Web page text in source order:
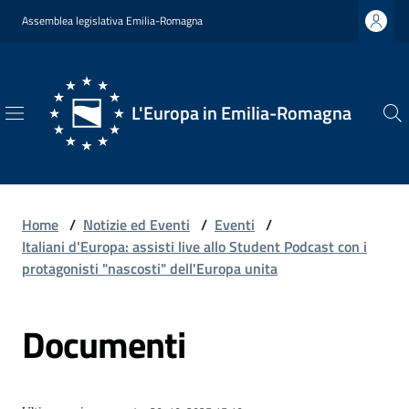
Vai al contenuto
Vai alla navigazione
Vai al footer
Assemblea legislativa Emilia-Romagna
L'Europa in Emilia-Romagna
L'Europa
Romagna
Siamo
Home / Notizie ed Eventi / Eventi /
Italiani d'Europa: assisti live allo Student Podcast con i
protagonisti "nascosti" dell'Europa unita
Documenti